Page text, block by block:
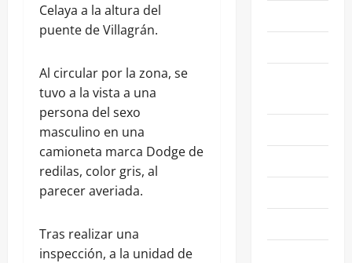
Celaya a la altura del
puente de Villagrán.
Al circular por la zona, se
tuvo a la vista a una
persona del sexo
masculino en una
camioneta marca Dodge de
redilas, color gris, al
parecer averiada.
Tras realizar una
inspección, a la unidad de